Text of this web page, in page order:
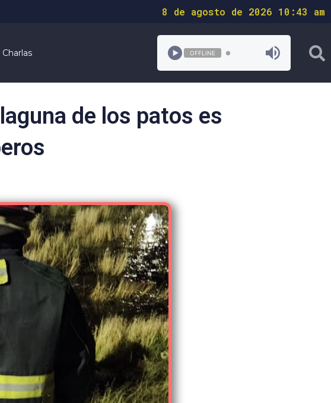
8 de agosto de 2026 10:43 am
Charlas OFFLINE
de los patos es